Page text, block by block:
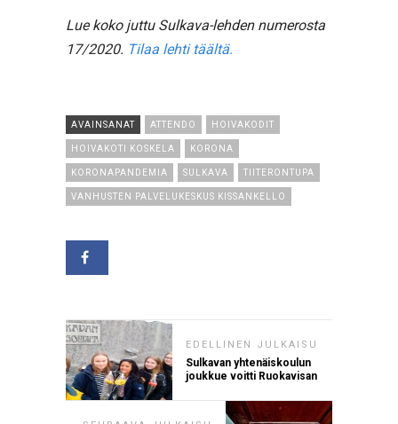
Lue koko juttu Sulkava-lehden numerosta
17/2020. Tilaa lehti täältä.
AVAINSANAT ATTENDO HOIVAKODIT
HOIVAKOTI KOSKELA KORONA
KORONAPANDEMIA SULKAVA TIITERONTUPA
VANHUSTEN PALVELUKESKUS KISSANKELLO
EDELLINEN JULKAISU
Sulkavan yhtenäiskoulun
joukkue voitti Ruokavisan